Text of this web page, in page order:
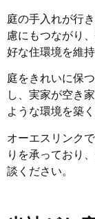
庭の手入れが行
慮にもつながり
好な住環境を維
庭をきれいに保
し、実家が空き
ような環境を築
オーエスリンク
りを承っており
談ください。